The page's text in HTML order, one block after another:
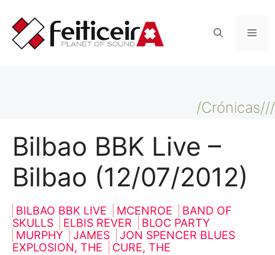
contenido
/Crónicas///
Bilbao BBK Live –
Bilbao (12/07/2012)
BILBAO BBK LIVE MCENROE
BAND OF
SKULLS
ELBIS REVER
BLOC PARTY
MURPHY
JAMES
JON SPENCER BLUES
EXPLOSION, THE
CURE, THE